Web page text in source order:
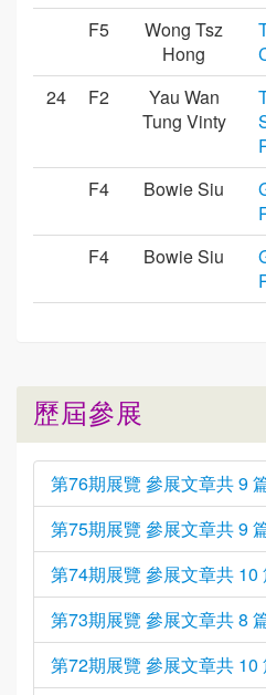
F5
Wong Tsz
Hong
24
F2
Yau Wan
Tung Vinty
F4
Bowie Siu
F4
Bowie Siu
歷屆參展
第76期展覽 參展文章共 9
第75期展覽 參展文章共 9
第74期展覽 參展文章共 10
第73期展覽 參展文章共 8
第72期展覽 參展文章共 10